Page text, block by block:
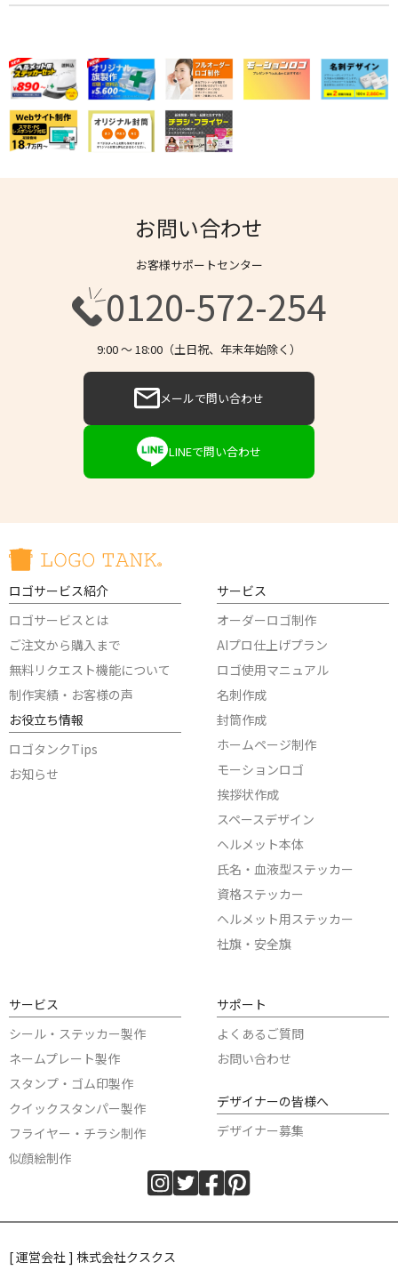
お問い合わせ
お客様サポートセンター
0120-572-254
9:00 〜 18:00（土日祝、年末年始除く）
メールで問い合わせ
LINEで問い合わせ
ロゴサービス紹介
ロゴサービスとは
ご注文から購入まで
無料リクエスト機能について
制作実績・お客様の声
お役立ち情報
ロゴタンクTips
お知らせ
サービス
オーダーロゴ制作
AIプロ仕上げプラン
ロゴ使用マニュアル
名刺作成
封筒作成
ホームページ制作
モーションロゴ
挨拶状作成
スペースデザイン
ヘルメット本体
氏名・血液型ステッカー
資格ステッカー
ヘルメット用ステッカー
社旗・安全旗
サービス
シール・ステッカー製作
ネームプレート製作
スタンプ・ゴム印製作
クイックスタンパー製作
フライヤー・チラシ制作
似顔絵制作
サポート
よくあるご質問
お問い合わせ
デザイナーの皆様へ
デザイナー募集
[ 運営会社 ] 株式会社クスクス